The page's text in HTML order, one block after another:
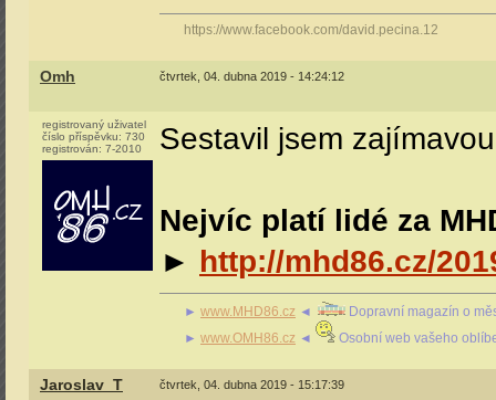
https://www.facebook.com/david.pecina.12
Omh čtvrtek, 04. dubna 2019 - 14:24:12
registrovaný uživatel
číslo příspěvku: 730
registrován: 7-2010 Sestavil jsem
Nejvíc platí lidé za
► http://mhd86.cz/
► www.MHD86.cz ◄
Dopravní magazín o
► www.OMH86.cz ◄ Osobní web vašeho
Jaroslav_T čtvrtek, 04. dubna 2019 - 15:17:39